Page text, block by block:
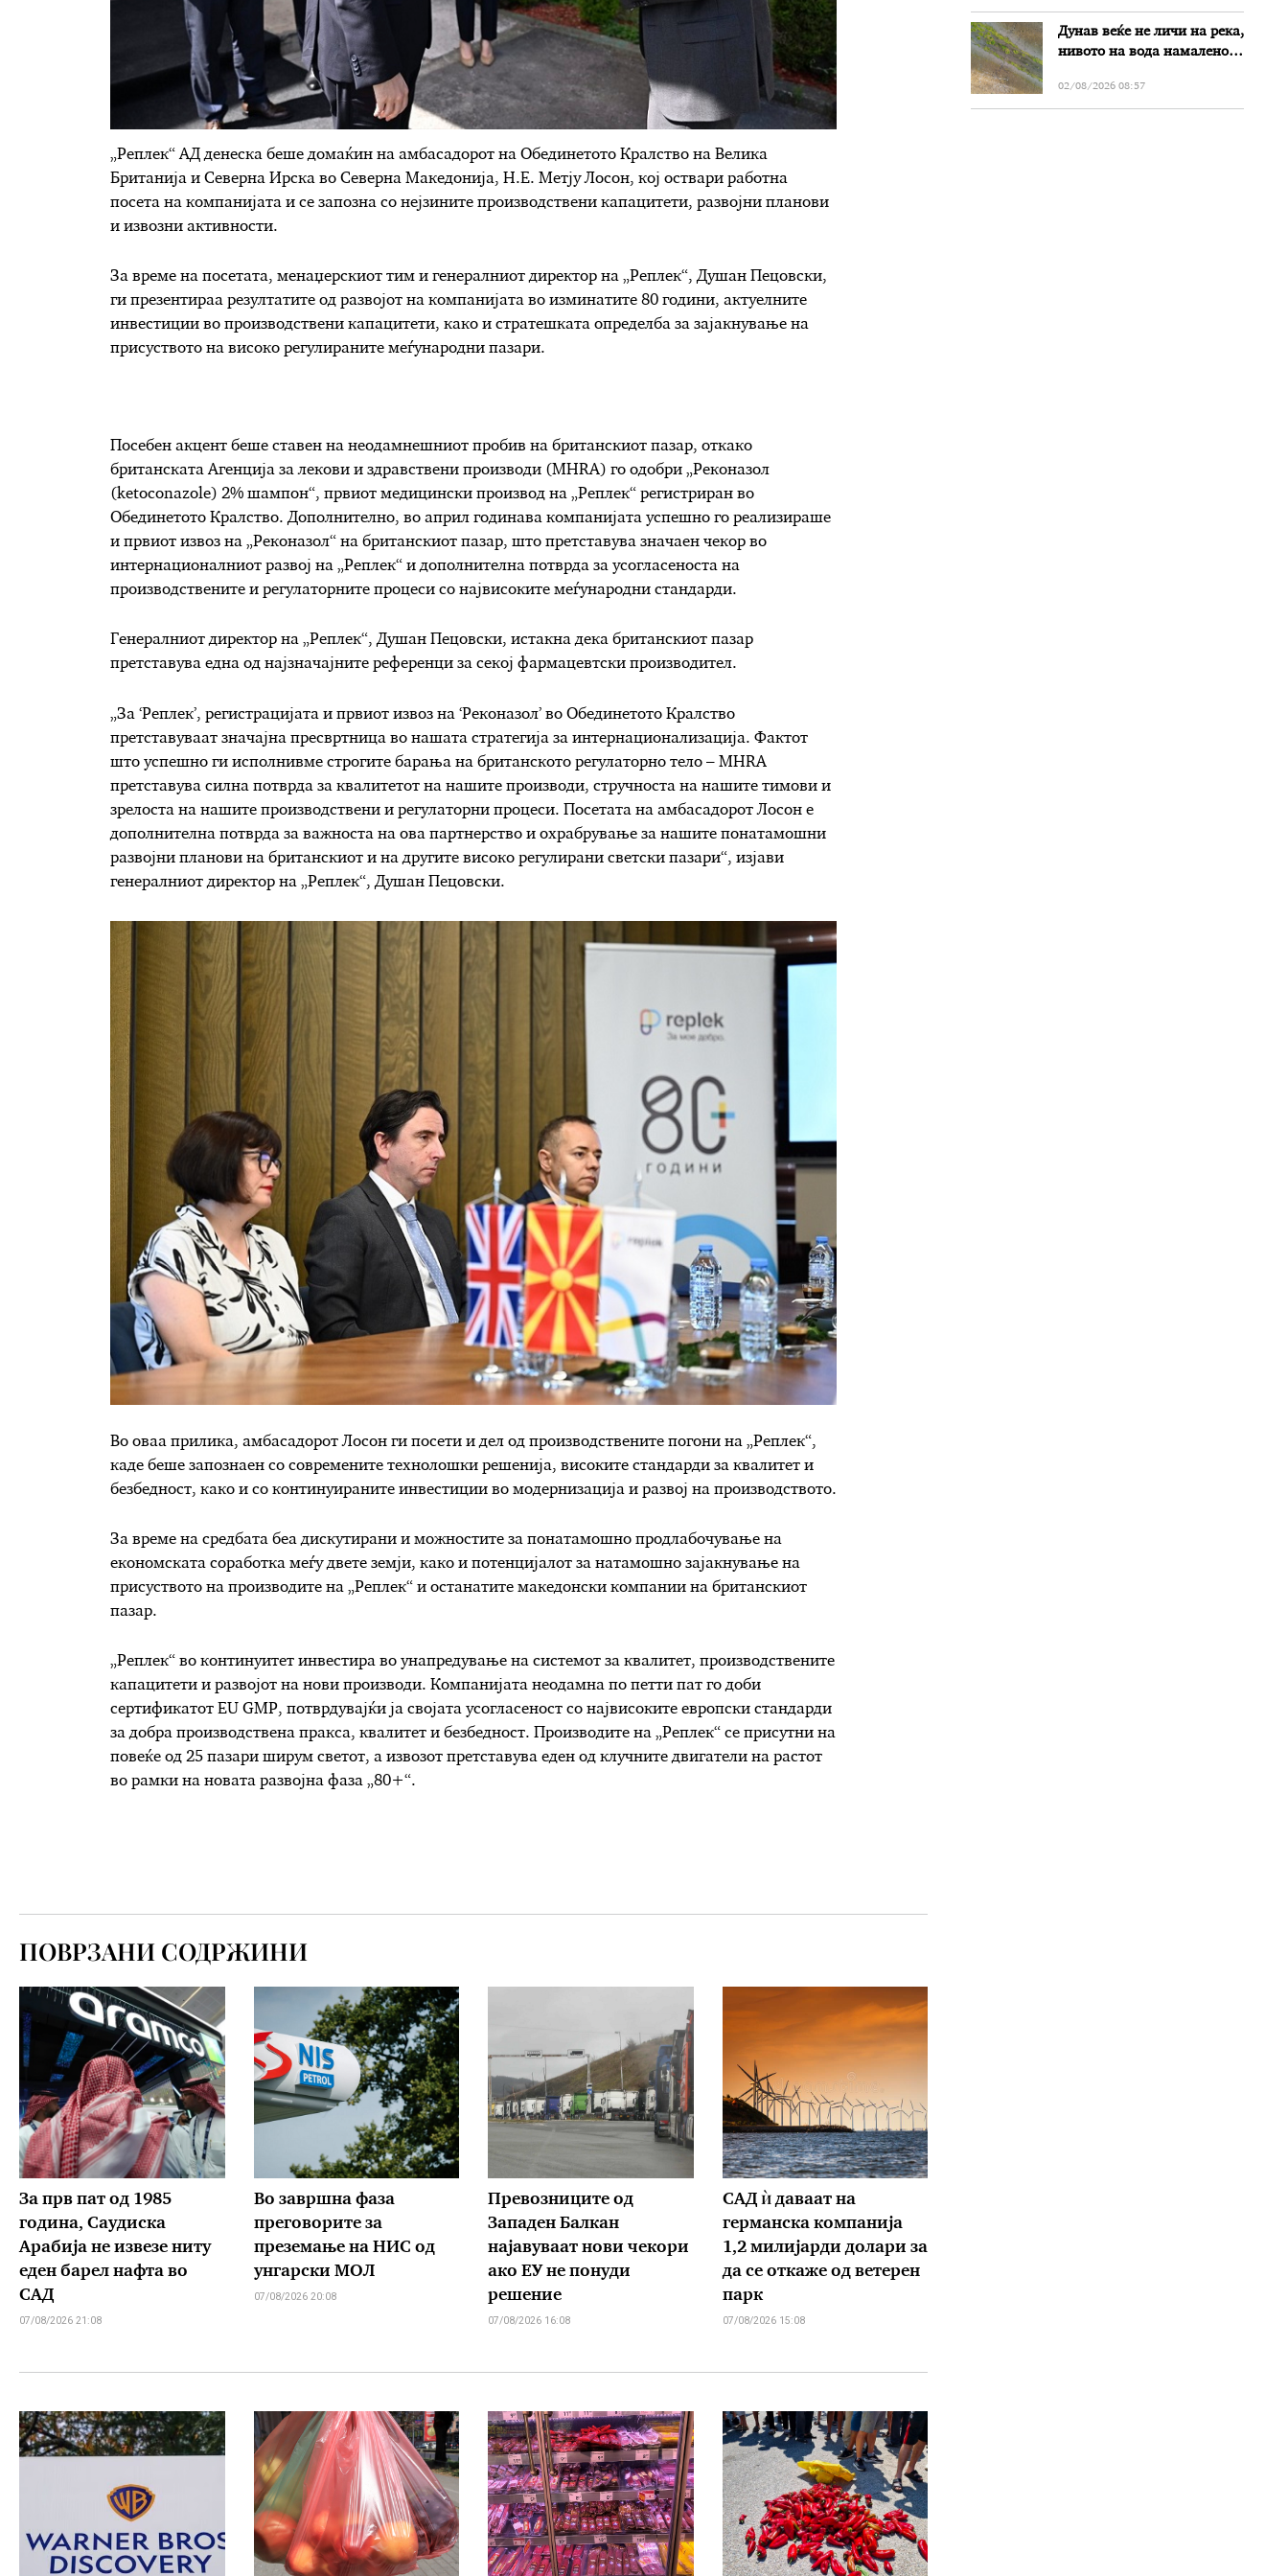
„Реплек“ АД денеска беше домаќин на амбасадорот на Обединетото Кралство на Велика
Британија и Северна Ирска во Северна Македонија, Н.Е. Метју Лосон, кој оствари работна
посета на компанијата и се запозна со нејзините производствени капацитети, развојни планови
и извозни активности.
За време на посетата, менаџерскиот тим и генералниот директор на „Реплек“, Душан Пецовски,
ги презентираа резултатите од развојот на компанијата во изминатите 80 години, актуелните
инвестиции во производствени капацитети, како и стратешката определба за зајакнување на
присуството на високо регулираните меѓународни пазари.
Посебен акцент беше ставен на неодамнешниот пробив на британскиот пазар, откако
британската Агенција за лекови и здравствени производи (MHRA) го одобри „Реконазол
(ketoconazole) 2% шампон“, првиот медицински производ на „Реплек“ регистриран во
Обединетото Кралство. Дополнително, во април годинава компанијата успешно го реализираше
и првиот извоз на „Реконазол“ на британскиот пазар, што претставува значаен чекор во
интернационалниот развој на „Реплек“ и дополнителна потврда за усогласеноста на
производствените и регулаторните процеси со највисоките меѓународни стандарди.
Генералниот директор на „Реплек“, Душан Пецовски, истакна дека британскиот пазар
претставува една од најзначајните референци за секој фармацевтски производител.
„За ‘Реплек’, регистрацијата и првиот извоз на ‘Реконазол’ во Обединетото Кралство
претставуваат значајна пресвртница во нашата стратегија за интернационализација. Фактот
што успешно ги исполнивме строгите барања на британското регулаторно тело – MHRA
претставува силна потврда за квалитетот на нашите производи, стручноста на нашите тимови и
зрелоста на нашите производствени и регулаторни процеси. Посетата на амбасадорот Лосон е
дополнителна потврда за важноста на ова партнерство и охрабрување за нашите понатамошни
развојни планови на британскиот и на другите високо регулирани светски пазари“, изјави
генералниот директор на „Реплек“, Душан Пецовски.
Во оваа прилика, амбасадорот Лосон ги посети и дел од производствените погони на „Реплек“,
каде беше запознаен со современите технолошки решенија, високите стандарди за квалитет и
безбедност, како и со континуираните инвестиции во модернизација и развој на производството.
За време на средбата беа дискутирани и можностите за понатамошно продлабочување на
економската соработка меѓу двете земји, како и потенцијалот за натамошно зајакнување на
присуството на производите на „Реплек“ и останатите македонски компании на британскиот
пазар.
„Реплек“ во континуитет инвестира во унапредување на системот за квалитет, производствените
капацитети и развојот на нови производи. Компанијата неодамна по петти пат го доби
сертификатот EU GMP, потврдувајќи ја својата усогласеност со највисоките европски стандарди
за добра производствена пракса, квалитет и безбедност. Производите на „Реплек“ се присутни на
повеќе од 25 пазари ширум светот, а извозот претставува еден од клучните двигатели на растот
во рамки на новата развојна фаза „80+“.
ПОВРЗАНИ СОДРЖИНИ
За прв пат од 1985
година, Саудиска
Арабија не извезе ниту
еден барел нафта во
САД
07/08/2026 21:08
Во завршна фаза
преговорите за
преземање на НИС од
унгарски МОЛ
07/08/2026 20:08
Превозниците од
Западен Балкан
најавуваат нови чекори
ако ЕУ не понуди
решение
07/08/2026 16:08
САД ѝ даваат на
германска компанија
1,2 милијарди долари за
да се откаже од ветерен
парк
07/08/2026 15:08
Дунав веќе не личи на река,
нивото на вода намалено
Бугарија
02/08/2026 08:57